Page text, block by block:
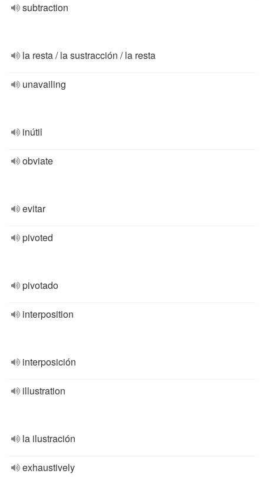
subtraction
la resta / la sustracción / la resta
unavailing
inútil
obviate
evitar
pivoted
pivotado
interposition
interposición
illustration
la ilustración
exhaustively